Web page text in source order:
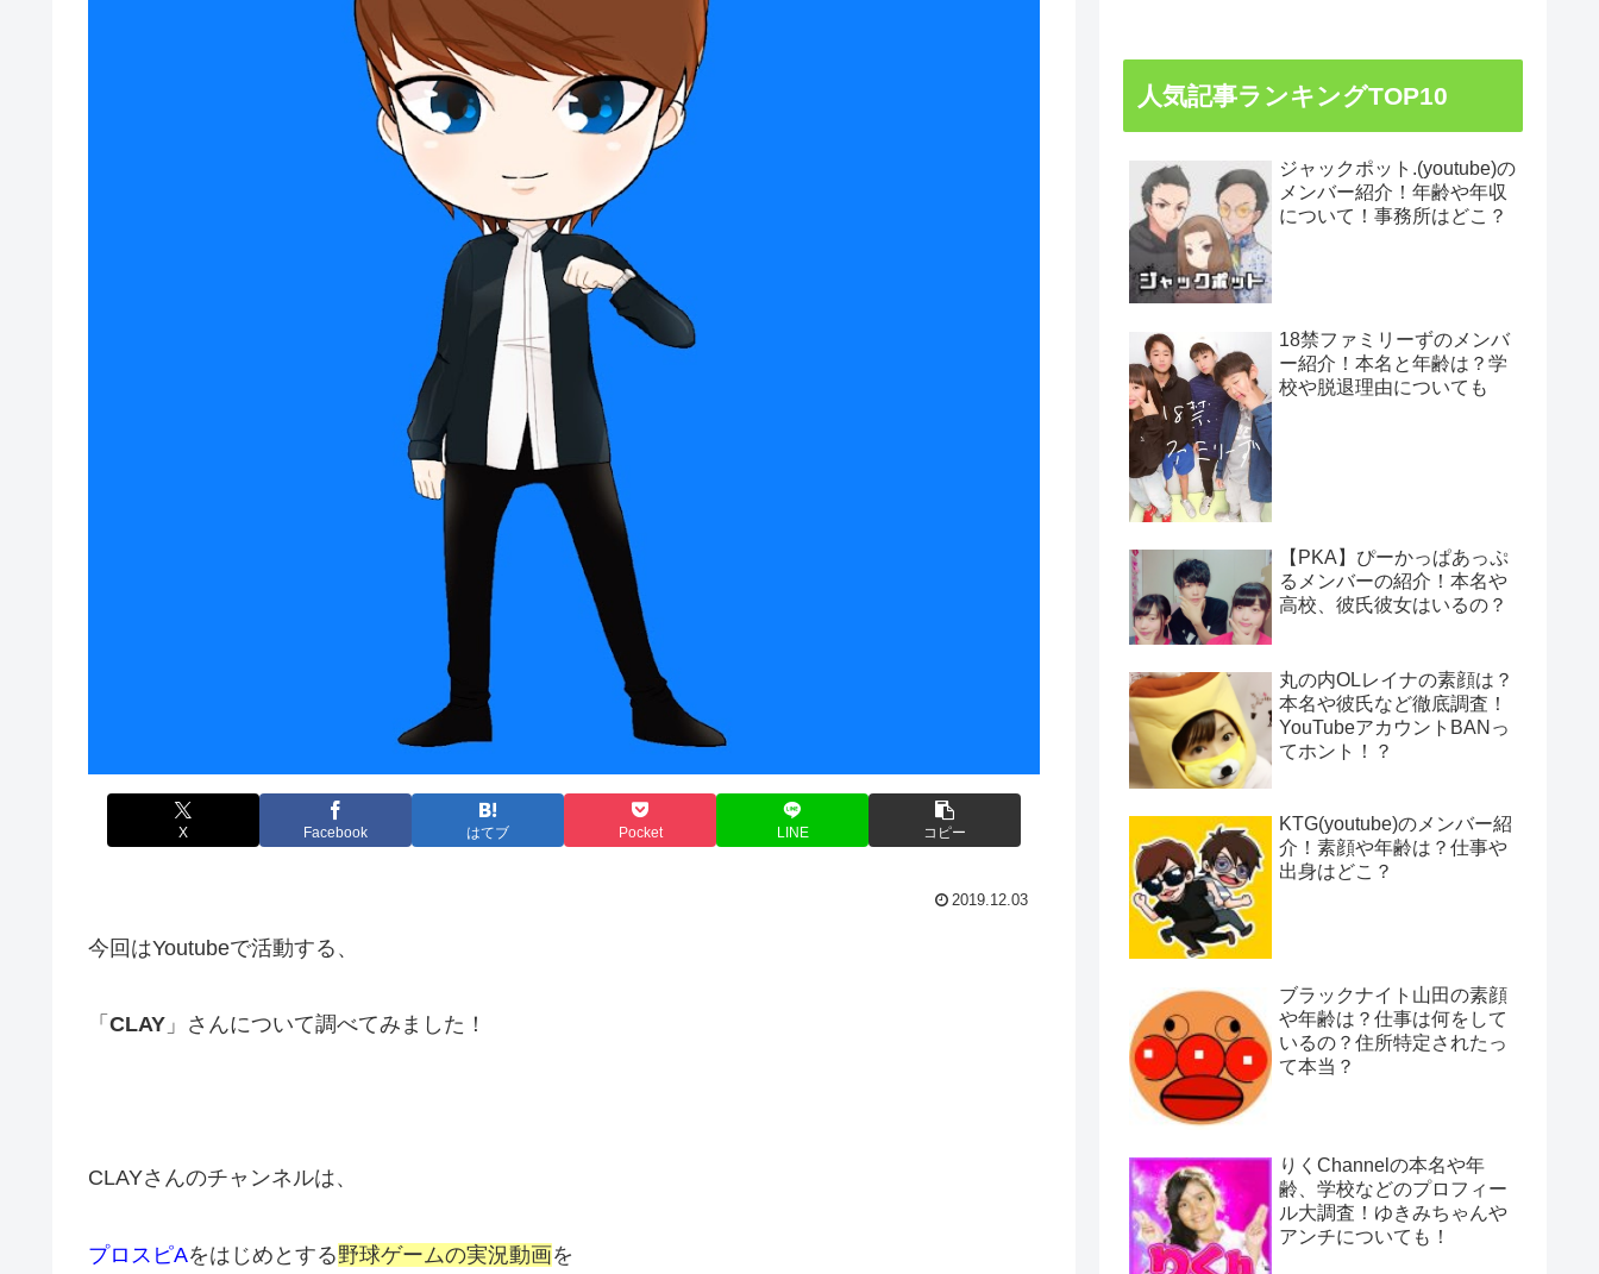
X Facebook はてブ Pocket LINE コピー
2019.12.03
今回はYoutubeで活動する、
「 CLAY 」さんについて調べてみました！
CLAYさんのチャンネルは、
プロスピAをはじめとする野球ゲームの実況動画を
人気記事ランキングTOP10
ジャックポット.(youtube)の
メンバー紹介！年齢や年収
について！事務所はどこ？
18禁ファミリーずのメンバ
ー紹介！本名と年齢は？学
校や脱退理由についても
【PKA】ぴーかっぱあっぷ
るメンバーの紹介！本名や
高校、彼氏彼女はいるの？
丸の内OLレイナの素顔は？
本名や彼氏など徹底調査！
YouTubeアカウントBANっ
てホント！？
KTG(youtube)のメンバー紹
介！素顔や年齢は？仕事や
出身はどこ？
ブラックナイト山田の素顔
や年齢は？仕事は何をして
いるの？住所特定されたっ
て本当？
りくChannelの本名や年
齢、学校などのプロフィー
ル大調査！ゆきみちゃんや
アンチについても！